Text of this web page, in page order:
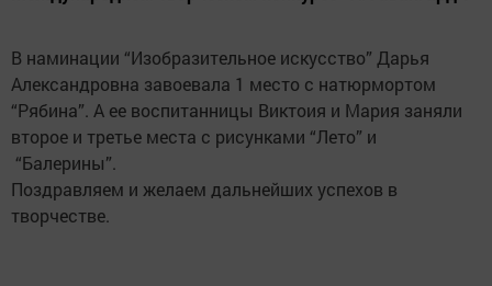
В наминации “Изобразительное искусство” Дарья
Александровна завоевала 1 место с натюрмортом
“Рябина”. А ее воспитанницы Виктоия и Мария заняли
второе и третье места с рисунками “Лето” и
“Балерины”.
Поздравляем и желаем дальнейших успехов в
творчестве.